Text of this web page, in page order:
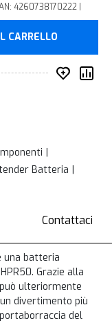
4260738170222 |
CARRELLO
Batteria
Contattaci
una batteria
Grazie alla
ulteriormente
divertimento più
del